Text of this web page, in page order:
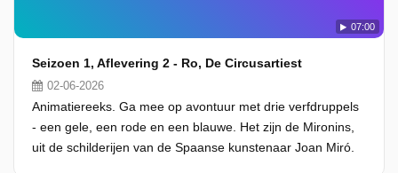
07:00
Seizoen 1, Aflevering 2 - Ro, De Circusartiest
02-06-2026
Animatiereeks. Ga mee op avontuur met drie verfdruppels
- een gele, een rode en een blauwe. Het zijn de Mironins,
uit de schilderijen van de Spaanse kunstenaar Joan Miró.